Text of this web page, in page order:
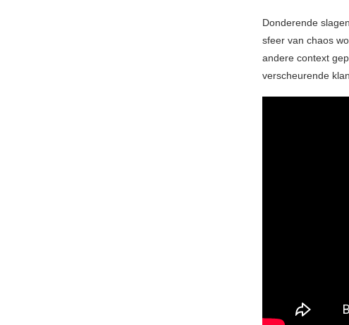
Donderende
sfeer van chaos
andere context
verscheurende